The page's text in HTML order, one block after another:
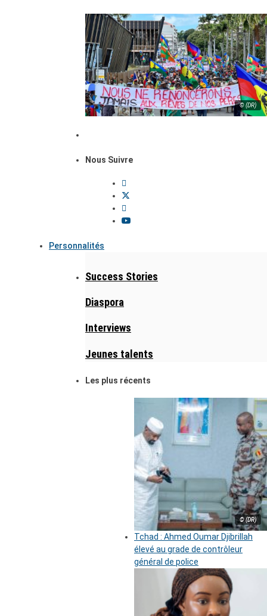
© (DR)
Nous Suivre
Personnalités
Success Stories
Diaspora
Interviews
Jeunes talents
Les plus récents
© (DR)
Tchad : Ahmed Oumar Djibrillah
élevé au grade de contrôleur
général de police